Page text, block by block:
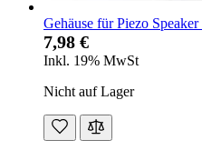
Gehäuse für Piezo
7,98 €
Inkl. 19% MwSt
Nicht auf Lager